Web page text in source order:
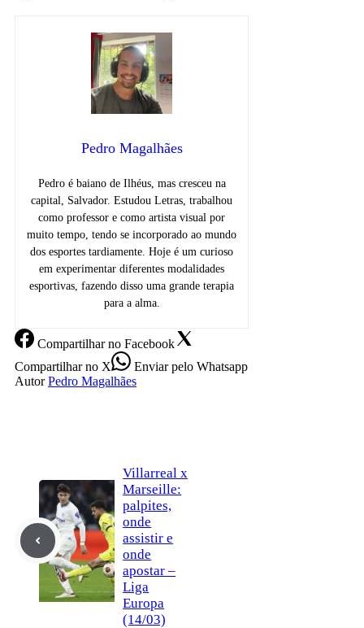
Pedro Magalhães
Pedro é baiano de Ilhéus, mas cresceu na
capital, Salvador. Estudou Letras, trabalhou
como professor e como artista visual por
muito tempo, tendo se incorporado ao mundo
dos esportes tardiamente. Hoje é um curioso
em experimentar diferentes modalidades
esportivas, fazendo disso uma grande terapia
para a alma.
Compartilharno Facebook
Compartilharno X Enviarpelo Whatsapp
Autor Pedro Magalhães
Villarreal x
Marseille:
palpites,
onde
assistir e
onde
apostar –
Liga
Europa
(14/03)